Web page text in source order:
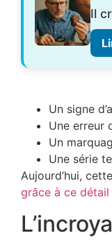
Il
Un signe
Une erreur
Un
Une série
Aujourd’hui,
grâce à ce